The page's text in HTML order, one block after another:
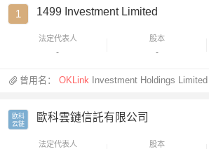
1 1499 Investment Limited
法定代表人
-
股本
-
曾用名：OKLink Investment Holdings Limited
欧科
云链
歐科雲鏈信託有限公司
法定代表人 股本